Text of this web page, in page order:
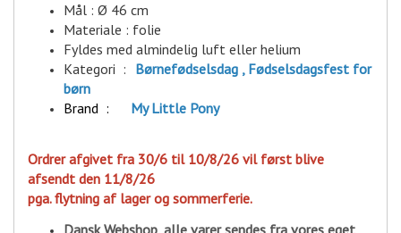
Mål : Ø 46 cm
Materiale : folie
Fyldes med almindelig luft eller helium
Kategori : Børnefødselsdag , Fødselsdagsfest for
børn
Brand :
My Little Pony
Ordrer afgivet fra 30/6 til 10/8/26 vil først blive
afsendt den 11/8/26
pga. flytning af lager og sommerferie.